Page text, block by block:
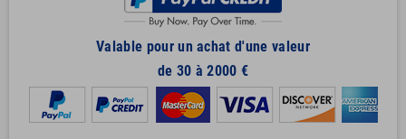
Valable pour un achat d'une valeur
de 30 à 2000 €